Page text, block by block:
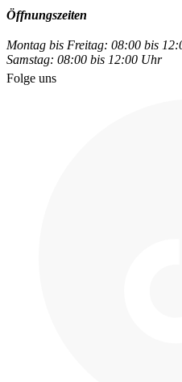
Öffnungszeiten
Montag bis Freitag: 08:00 bis
Samstag: 08:00 bis 12:00 Uhr
Folge uns